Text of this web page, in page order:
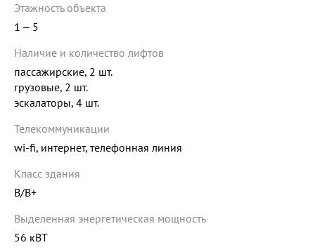
Этажность объекта
1 ‒ 5
Наличие и количество лифтов
пассажирские, 2 шт.
грузовые, 2 шт.
эскалаторы, 4 шт.
Телекоммуникации
wi-fi, интернет, телефонная линия
Класс здания
B/B+
Выделенная энергетическая мощность
56 кВТ